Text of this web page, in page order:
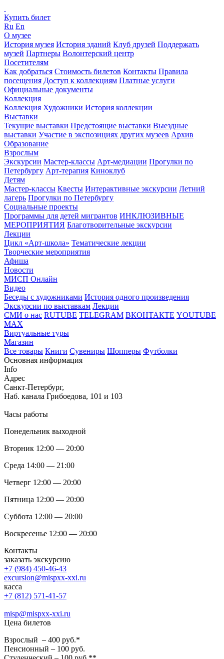
Купить билет
Ru En
О музее
История музея История зданий Клуб друзей Поддержать
музей Партнеры Волонтерский центр
Посетителям
Как добраться Стоимость билетов Контакты Правила
посещения Доступ к коллекциям Платные услуги
Официальные документы
Коллекция
Коллекция Художники История коллекции
Выставки
Текущие выставки Предстоящие выставки Выездные
выставки Участие в экспозициях других музеев Архив
Образование
Взрослым
Экскурсии Мастер-классы Арт-медиации Прогулки по
Петербургу Арт-терапия Киноклуб
Детям
Мастер-классы Квесты Интерактивные экскурсии Летний
лагерь Прогулки по Петербургу
Социальные проекты
Программы для детей мигрантов ИНКЛЮЗИВНЫЕ
МЕРОПРИЯТИЯ Благотворительные экскурсии
Лекции
Цикл «Арт-школа» Тематические лекции
Творческие мероприятия
Афиша
Новости
МИСП Онлайн
Видео
Беседы с художниками История одного произведения
Экскурсии по выставкам Лекции
СМИ о нас RUTUBE TELEGRAM ВКОНТАКТЕ YOUTUBE
MAX
Виртуальные туры
Магазин
Все товары Книги Сувениры Шопперы Футболки
Основная информация
Info
Адрес
Санкт-Петербург,
Наб. канала Грибоедова, 101 и 103
Часы работы
Понедельник выходной
Вторник 12:00 — 20:00
Среда 14:00 — 21:00
Четверг 12:00 — 20:00
Пятница 12:00 — 20:00
Суббота 12:00 — 20:00
Воскресенье 12:00 — 20:00
Контакты
заказать экскурсию
+7 (984) 450-46-43
excursion@mispxx-xxi.ru
касса
+7 (812) 571-41-57
misp@mispxx-xxi.ru
Цена билетов
Взрослый – 400 руб.*
Пенсионный – 100 руб.